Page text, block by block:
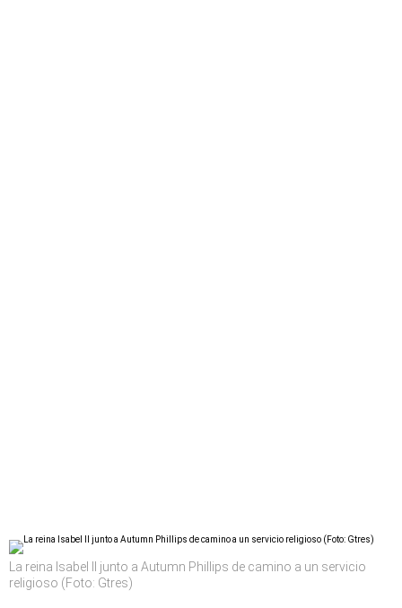
La reina Isabel II junto a Autumn Phillips de camino a un servicio
religioso (Foto: Gtres)